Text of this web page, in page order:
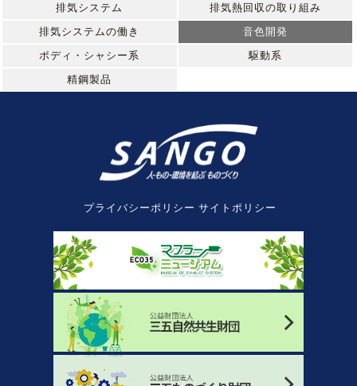
排気システム
排気熱回収の取り組み
排気システムの働き
音色開発
ボディ・シャシー系
駆動系
精鋼製品
プライバシーポリシー サイトポリシー